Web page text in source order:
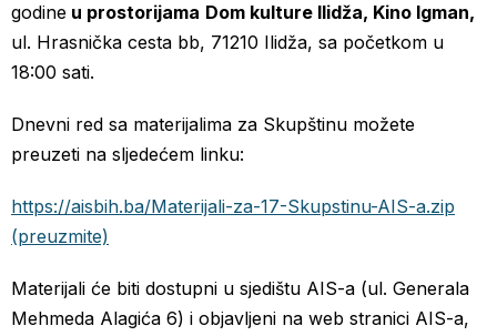
godine u prostorijama Dom kulture Ilidža, Kino Igman,
ul. Hrasnička cesta bb, 71210 Ilidža, sa početkom u
18:00 sati.
Dnevni red sa materijalima za Skupštinu možete
preuzeti na sljedećem linku:
https://aisbih.ba/Materijali-za-17-Skupstinu-AIS-a.zip
(preuzmite)
Materijali će biti dostupni u sjedištu AIS-a (ul. Generala
Mehmeda Alagića 6) i objavljeni na web stranici AIS-a,